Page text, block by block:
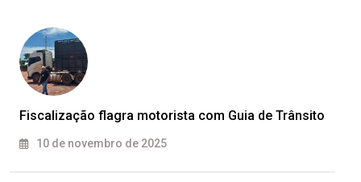
Fiscalização flagra motorista com Guia de Trânsito
10 de novembro de 2025